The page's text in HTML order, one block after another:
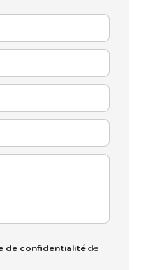
de confidentialitéde